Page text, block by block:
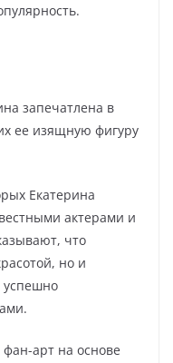
запечатлена в
ее изящную фигуру
Екатерина
актерами и
что
но и
успешно
арт на основе